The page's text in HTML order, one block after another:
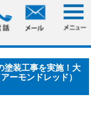
劣化した屋根の塗装工
塗装工事を実施！大
ーモンドレッド）